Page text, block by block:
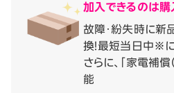
加入できるのは購
故障・紛失時に新
換！最短当日中※
さらに、「家電補
能